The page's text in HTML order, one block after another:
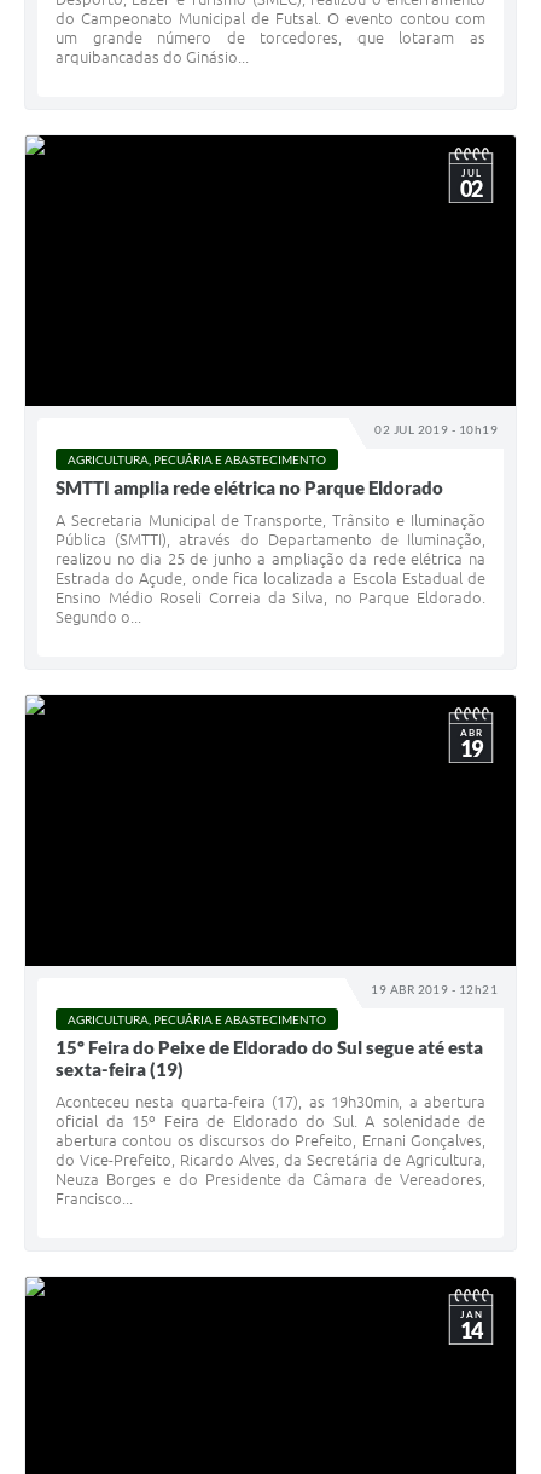
do Campeonato Municipal de Futsal. O evento contou com
um grande número de torcedores, que lotaram as
arquibancadas do Ginásio...
02 JUL 2019 - 10h19
JUL
02
AGRICULTURA, PECUÁRIA E ABASTECIMENTO
SMTTI amplia rede elétrica no Parque Eldorado
A Secretaria Municipal de Transporte, Trânsito e Iluminação
Pública (SMTTI), através do Departamento de Iluminação,
realizou no dia 25 de junho a ampliação da rede elétrica na
Estrada do Açude, onde fica localizada a Escola Estadual de
Ensino Médio Roseli Correia da Silva, no Parque Eldorado.
Segundo o...
19 ABR 2019 - 12h21
ABR
19
AGRICULTURA, PECUÁRIA E ABASTECIMENTO
15º Feira do Peixe de Eldorado do Sul segue até esta
sexta-feira (19)
Aconteceu nesta quarta-feira (17), as 19h30min, a abertura
oficial da 15º Feira de Eldorado do Sul. A solenidade de
abertura contou os discursos do Prefeito, Ernani Gonçalves,
do Vice-Prefeito, Ricardo Alves, da Secretária de Agricultura,
Neuza Borges e do Presidente da Câmara de Vereadores,
Francisco...
JAN
14